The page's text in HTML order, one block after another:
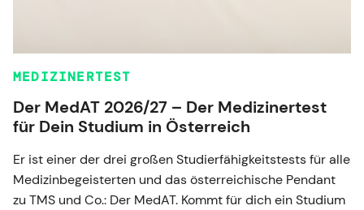
MEDIZINERTEST
Der MedAT 2026/27 – Der Medizinertest
für Dein Studium in Österreich
Er ist einer der drei großen Studierfähigkeitstests für alle
Medizinbegeisterten und das österreichische Pendant
zu TMS und Co.: Der MedAT. Kommt für dich ein Studium